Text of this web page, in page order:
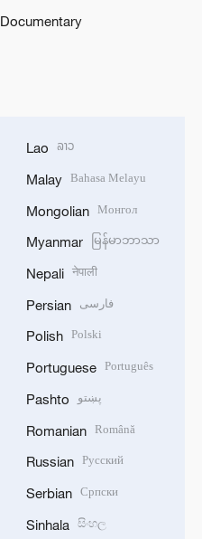
Documentary
Lao ລາວ
Malay Bahasa Melayu
Mongolian Монгол
Myanmar မြန်မာဘာသာ
Nepali नेपाली
Persian فارسی
Polish Polski
Portuguese Português
Pashto پښتو
Romanian Română
Russian Русский
Serbian Српски
Sinhala සිංහල